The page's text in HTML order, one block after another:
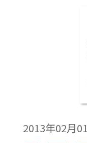
めには，「
ていることが
2013年02月